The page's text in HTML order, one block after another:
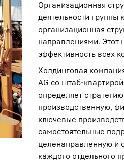
Организационная
деятельности
организационная
направлениями. Этот
эффективность всех
Холдинговая
AG со штаб-
определяет
производственную,
ключевые
самостоятельные
целенаправленную и
каждого отдельного